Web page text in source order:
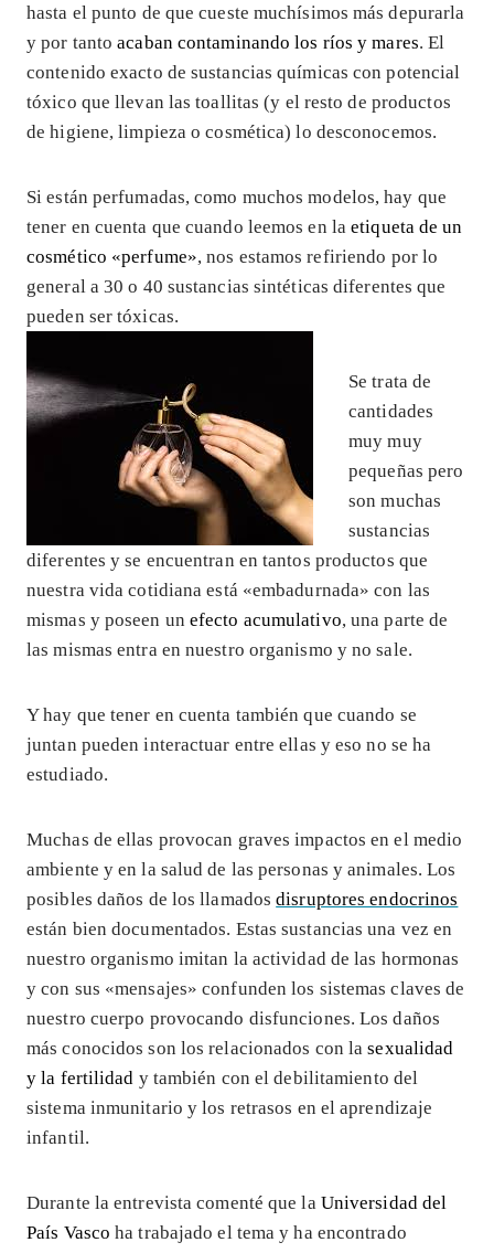
hasta el punto de que cueste muchísimos más depurarla
y por tantoacaban contaminando los ríos y mares. El
contenido exacto de sustancias químicas con potencial
tóxico que llevan las toallitas (y el resto de productos
de higiene, limpieza o cosmética) lo desconocemos.
Si están perfumadas, como muchos modelos, hay que
tener en cuenta que cuando leemos en laetiqueta de un
cosmético «perfume», nos estamos refiriendo por lo
general a 30 o 40 sustancias sintéticas diferentes que
pueden ser tóxicas.
Se trata de
cantidades
muy muy
pequeñas pero
son muchas
sustancias
diferentes y se encuentran en tantos productos que
nuestra vida cotidiana está «embadurnada» con las
mismas y poseen un efecto acumulativo, una parte de
las mismas entra en nuestro organismo y no sale.
Y hay que tener en cuenta también que cuando se
juntan pueden interactuar entre ellas y eso no se ha
estudiado.
Muchas de ellas provocan graves impactos en el medio
ambiente y en la salud de las personas y animales. Los
posibles daños de los llamadosdisruptores endocrinos
están bien documentados. Estas sustancias una vez en
nuestro organismo imitan la actividad de las hormonas
y con sus «mensajes» confunden los sistemas claves de
nuestro cuerpo provocando disfunciones. Los daños
más conocidos son los relacionados con lasexualidad
y la fertilidad y también con el debilitamiento del
sistema inmunitario y los retrasos en el aprendizaje
infantil.
Durante la entrevista comenté que la Universidad del
País Vasco ha trabajado el tema y ha encontrado